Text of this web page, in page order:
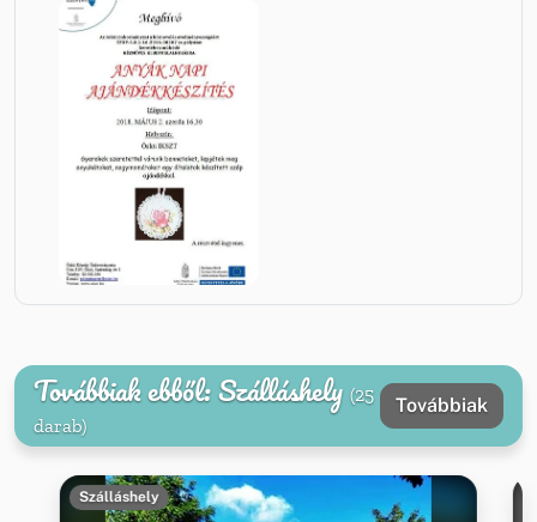
Továbbiak ebből: Szálláshely (25
darab)
Továbbiak
Szálláshely